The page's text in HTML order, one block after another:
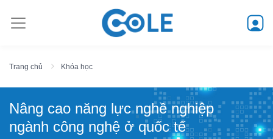
Trang chủ Khóa học
Nâng cao năng lực nghề nghiệp
ngành công nghệ ở quốc tế